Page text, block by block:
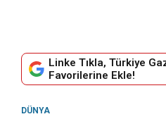
Linke Tıkla, Türkiye
Favorilerine Ekle!
DÜNYA